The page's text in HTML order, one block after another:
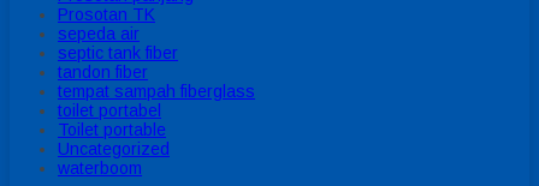
Prosotan TK
sepeda air
septic tank fiber
tandon fiber
tempat sampah fiberglass
toilet portabel
Toilet portable
Uncategorized
waterboom